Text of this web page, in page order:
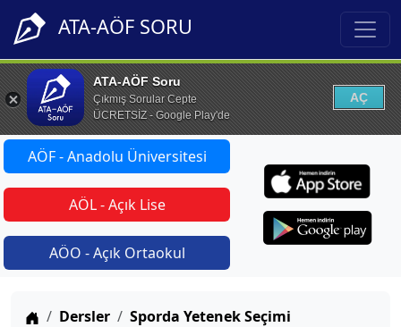
ATA-AÖF SORU
ATA-AÖF Soru
Çıkmış Sorular Cepte
ÜCRETSİZ - Google Play'de
AÇ
AÖF - Anadolu Üniversitesi
AÖL - Açık Lise
AÖO - Açık Ortaokul
Anasayfa
Dersler
Sporda Yetenek Seçimi